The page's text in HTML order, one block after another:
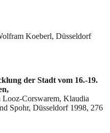
Koeberl, Düsseldorf
der Stadt vom 16.-19.
Looz-Corswarem, Klaudia
Spohr, Düsseldorf 1998, 276